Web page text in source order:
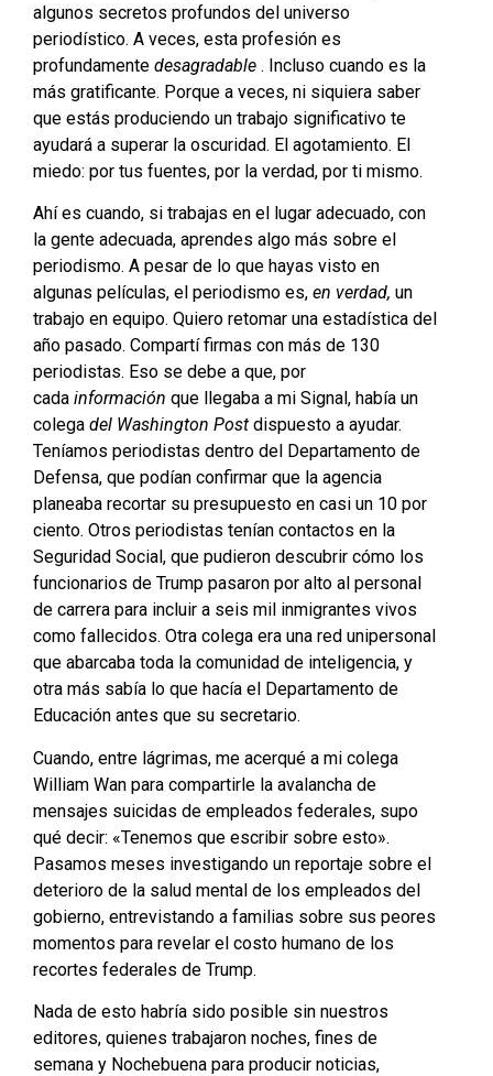
algunos secretos profundos del universo
periodístico. A veces, esta profesión es
profundamente desagradable . Incluso cuando es la
más gratificante. Porque a veces, ni siquiera saber
que estás produciendo un trabajo significativo te
ayudará a superar la oscuridad. El agotamiento. El
miedo: por tus fuentes, por la verdad, por ti mismo.
Ahí es cuando, si trabajas en el lugar adecuado, con
la gente adecuada, aprendes algo más sobre el
periodismo. A pesar de lo que hayas visto en
algunas películas, el periodismo es, en verdad, un
trabajo en equipo. Quiero retomar una estadística del
año pasado. Compartí firmas con más de 130
periodistas. Eso se debe a que, por
cada información que llegaba a mi Signal, había un
colega del Washington Post dispuesto a ayudar.
Teníamos periodistas dentro del Departamento de
Defensa, que podían confirmar que la agencia
planeaba recortar su presupuesto en casi un 10 por
ciento. Otros periodistas tenían contactos en la
Seguridad Social, que pudieron descubrir cómo los
funcionarios de Trump pasaron por alto al personal
de carrera para incluir a seis mil inmigrantes vivos
como fallecidos. Otra colega era una red unipersonal
que abarcaba toda la comunidad de inteligencia, y
otra más sabía lo que hacía el Departamento de
Educación antes que su secretario.
Cuando, entre lágrimas, me acerqué a mi colega
William Wan para compartirle la avalancha de
mensajes suicidas de empleados federales, supo
qué decir: «Tenemos que escribir sobre esto».
Pasamos meses investigando un reportaje sobre el
deterioro de la salud mental de los empleados del
gobierno, entrevistando a familias sobre sus peores
momentos para revelar el costo humano de los
recortes federales de Trump.
Nada de esto habría sido posible sin nuestros
editores, quienes trabajaron noches, fines de
semana y Nochebuena para producir noticias,